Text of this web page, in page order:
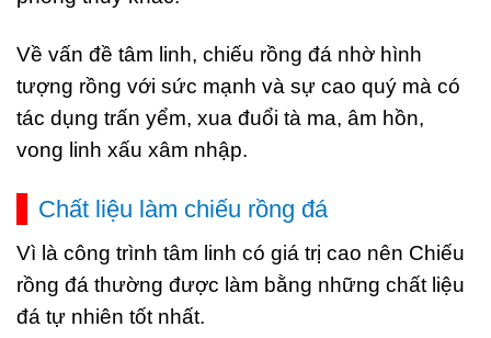
Về vấn đề tâm linh, chiếu rồng đá nhờ hình
tượng rồng với sức mạnh và sự cao quý mà có
tác dụng trấn yểm, xua đuổi tà ma, âm hồn,
vong linh xấu xâm nhập.
Chất liệu làm chiếu rồng đá
Vì là công trình tâm linh có giá trị cao nên Chiếu
rồng đá thường được làm bằng những chất liệu
đá tự nhiên tốt nhất.